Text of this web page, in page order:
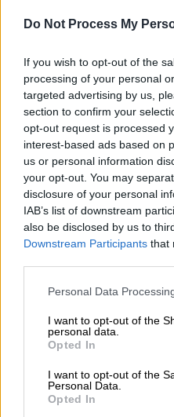
Do Not Process My
If you wish to opt-out of the
processing of your personal
targeted advertising by us,
section to confirm your
opt-out request is processed
interest-based ads based on
us or personal information
your opt-out. You may
disclosure of your personal
IAB’s list of downstream
also be disclosed by us to
Downstream Participants that
Please note that this
not limited to your visit or
grant or deny consent to
use your data for below
consent section.
Personal Data
I want to opt-out of the
personal data.
Opted In
I want to opt-out of the
Personal Data.
Opted In
Προσθέστε
Διοικητήριο του
περιοχή Μάρινο της
χτυπήθηκε σε ένα
ακρίβειας» που
δυνάμεις,όπως
σήμερα το γενικό
στο Κίεβο,
όλα τα απαραίτητα
αποφευχθούν
ΔΙΑΒΑΣΤΕ ΕΠΙΣΗΣ
Κόσμος|31.12.2024
Ρωσία: Ο Πούτιν
η Ρωσία θα
εμπρός» το 2025